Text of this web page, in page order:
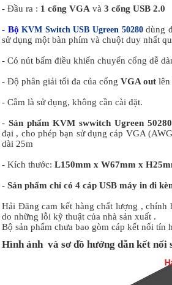
- Đầu ra : 1 cổng VGA và 3 cổng USB 2.0
- BộKVM Switch USB Ugreen 50280dùng
sử dụng một bàn phím và chuột duy nhất
- Có nút bấm điều khiển chuyển cổng dễ
- Độ phân giải tối đa của cổng VGA out lên
- Cắm là sử dụng, không cần cài đặt.
- Sản phẩm KVM swwitch Ugreen 50280
đại , cho phép bạn sử dụng cáp VGA
dài 25m
- Kích thước: L150mm x W67mm x
- Sản phẩm chỉ có 4 cáp USB máy in đi
Hải Đăng cam kết hàng chất lượng , chính
do những lỗi kỹ thuật của nhà sản xuất .
Bộ sản phẩm chưa bao gòm cáp kết nối tín
Hình ảnh và sơ đồ hướng dẫn kết nối